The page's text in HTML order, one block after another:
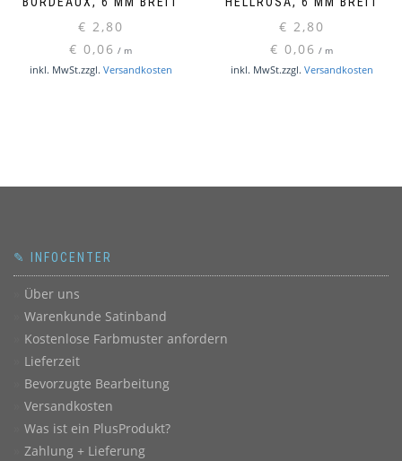
€ 2,80
€ 0,06 / m
inkl. MwSt.zzgl. Versandkosten
€ 2,80
€ 0,06 / m
inkl. MwSt.zzgl. Versandkosten
✎ INFOCENTER
Über uns
Warenkunde Satinband
Kostenlose Farbmuster anfordern
Lieferzeit
Bevorzugte Bearbeitung
Versandkosten
Was ist ein PlusProdukt?
Zahlung + Lieferung